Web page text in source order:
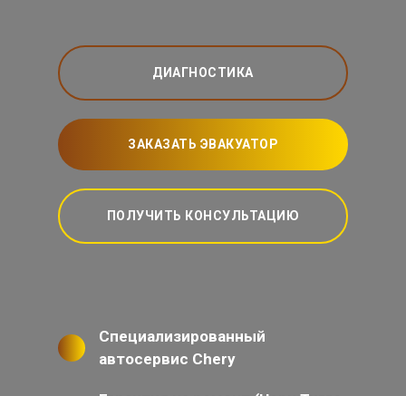
ДИАГНОСТИКА
ЗАКАЗАТЬ ЭВАКУАТОР
ПОЛУЧИТЬ КОНСУЛЬТАЦИЮ
Специализированный
автосервис Chery